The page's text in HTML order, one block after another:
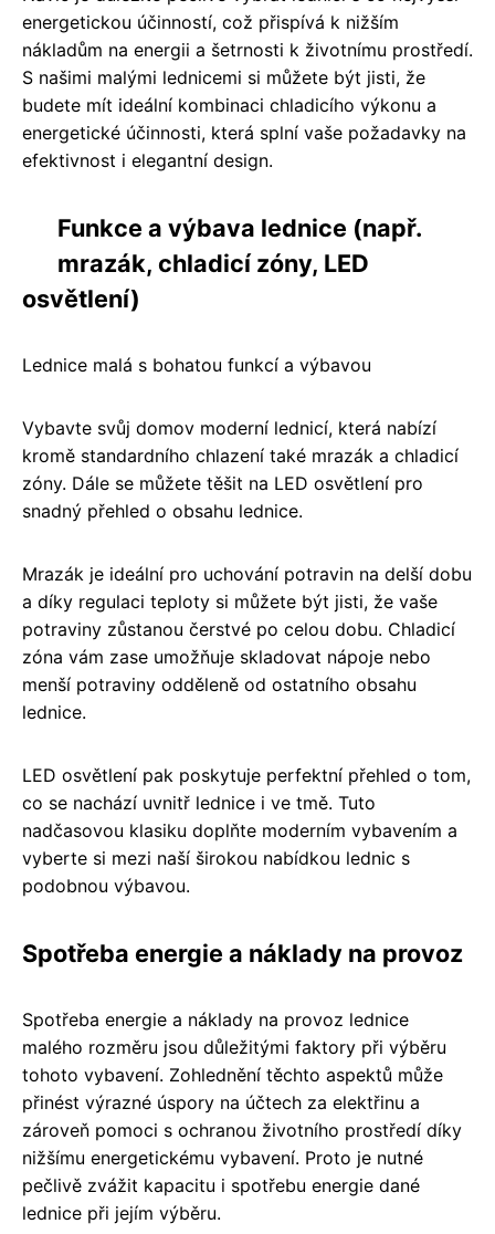
energetickou účinností, což přispívá k nižším
nákladům na energii a šetrnosti k životnímu prostředí.
S našimi malými lednicemi si můžete být jisti, že
budete mít ideální kombinaci chladicího výkonu a
energetické účinnosti, která splní vaše požadavky na
efektivnost i elegantní design.
Funkce a výbava lednice (např.
mrazák, chladicí zóny, LED
osvětlení)
Lednice malá s bohatou funkcí a výbavou
Vybavte svůj domov moderní lednicí, která nabízí
kromě standardního chlazení také mrazák a chladicí
zóny. Dále se můžete těšit na LED osvětlení pro
snadný přehled o obsahu lednice.
Mrazák je ideální pro uchování potravin na delší dobu
a díky regulaci teploty si můžete být jisti, že vaše
potraviny zůstanou čerstvé po celou dobu. Chladicí
zóna vám zase umožňuje skladovat nápoje nebo
menší potraviny odděleně od ostatního obsahu
lednice.
LED osvětlení pak poskytuje perfektní přehled o tom,
co se nachází uvnitř lednice i ve tmě. Tuto
nadčasovou klasiku doplňte moderním vybavením a
vyberte si mezi naší širokou nabídkou lednic s
podobnou výbavou.
Spotřeba energie a náklady na provoz
Spotřeba energie a náklady na provoz lednice
malého rozměru jsou důležitými faktory při výběru
tohoto vybavení. Zohlednění těchto aspektů může
přinést výrazné úspory na účtech za elektřinu a
zároveň pomoci s ochranou životního prostředí díky
nižšímu energetickému vybavení. Proto je nutné
pečlivě zvážit kapacitu i spotřebu energie dané
lednice při jejím výběru.